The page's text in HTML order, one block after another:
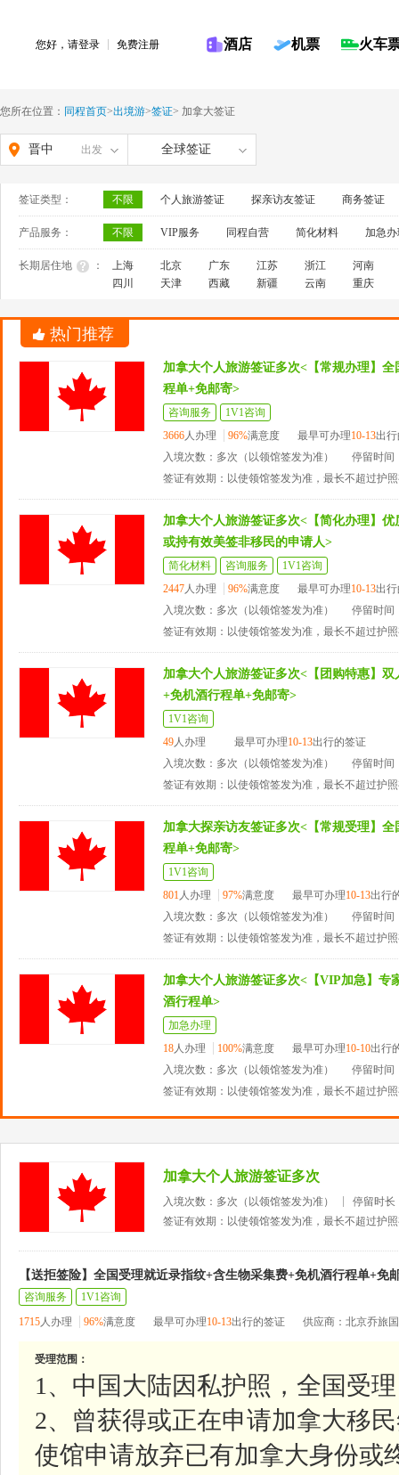
您好，请登录 免费注册 酒店 机票 火车
您所在位置： 同程首页>出境游>签证> 加拿大签证
晋中 出发 全球签证
签证类型： 不限 个人旅游签证 探亲访友签证 商务签证
产品服务： 不限 VIP服务 同程自营 简化材料 加急
长期居住地 ： 上海 北京 广东 江苏 浙江
河南
四川
天津 西藏 新疆 云南 重庆
热门推荐
加拿大个人旅游签证多次<【常规办理】
程单+免邮寄>
咨询服务
1V1咨询
3666人办理 96%满意度 最早可办理10-13出
入境次数：多次（以领馆签发为准）
停留时间
签证有效期：以使领馆签发为准，最长不超过护
加拿大个人旅游签证多次<【简化办理】
或持有效美签非移民的申请人>
简化材料 咨询服务
1V1咨询
2447人办理 96%满意度 最早可办理10-13出
入境次数：多次（以领馆签发为准）
停留时间
签证有效期：以使领馆签发为准，最长不超过护
加拿大个人旅游签证多次<【团购特惠】
+免机酒行程单+免邮寄>
1V1咨询
49人办理 最早可办理10-13出行的签证
入境次数：多次（以领馆签发为准）
停留时间
签证有效期：以使领馆签发为准，最长不超过护
加拿大探亲访友签证多次<【常规受理】
程单+免邮寄>
1V1咨询
801人办理 97%满意度 最早可办理10-13出行
入境次数：多次（以领馆签发为准）
停留时间
签证有效期：以使领馆签发为准，最长不超过护
加拿大个人旅游签证多次<【VIP加急】专
酒行程单>
加急办理
18人办理 100%满意度 最早可办理10-10出行
入境次数：多次（以领馆签发为准）
停留时间
签证有效期：以使领馆签发为准，最长不超过护
加拿大个人旅游签证多次
入境次数：多次（以领馆签发为准）
停留时长
签证有效期：以使领馆签发为准，最长不超过护
【送拒签险】全国受理就近录指纹+含生物采集费+免机酒行程单+免
咨询服务
1V1咨询
1715人办理 96%满意度 最早可办理10-13出行的签证 供应商：北京乔旅
受理范围：
1、中国大陆因私护照，全国受
2、曾获得或正在申请加拿大移
使馆申请放弃已有加拿大身份或